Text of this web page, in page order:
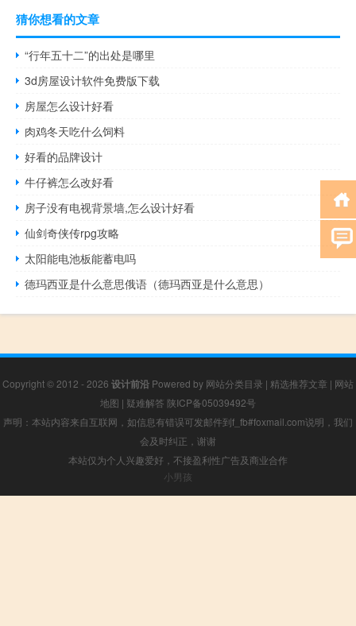
猜你想看的文章
“行年五十二”的出处是哪里
3d房屋设计软件免费版下载
房屋怎么设计好看
肉鸡冬天吃什么饲料
好看的品牌设计
牛仔裤怎么改好看
房子没有电视背景墙,怎么设计好看
仙剑奇侠传rpg攻略
太阳能电池板能蓄电吗
德玛西亚是什么意思俄语（德玛西亚是什么意思）
Copyright © 2012 - 2026 设计前沿 Powered by 网站分类目录 | 精选推荐文章 | 网站
地图 | 疑难解答 陕ICP备05039492号
声明：本站内容来自互联网，如信息有错误可发邮件到f_fb#foxmail.com说明，我们
会及时纠正，谢谢
本站仅为个人兴趣爱好，不接盈利性广告及商业合作
小男孩